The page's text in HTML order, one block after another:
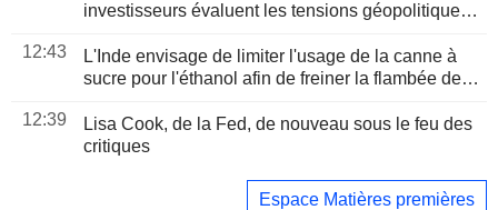
investisseurs évaluent les tensions géopolitiques
12:43
L'Inde envisage de limiter l'usage de la canne à
sucre pour l'éthanol afin de freiner la flambée des
12:39
Lisa Cook, de la Fed, de nouveau sous le feu des
critiques
Espace Matières premières